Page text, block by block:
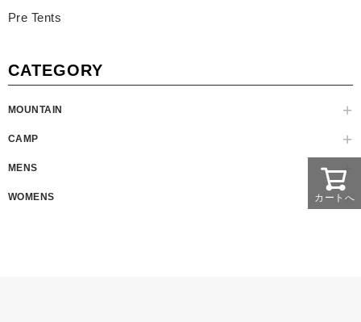
Pre Tents
CATEGORY
MOUNTAIN
CAMP
MENS
WOMENS カートへ